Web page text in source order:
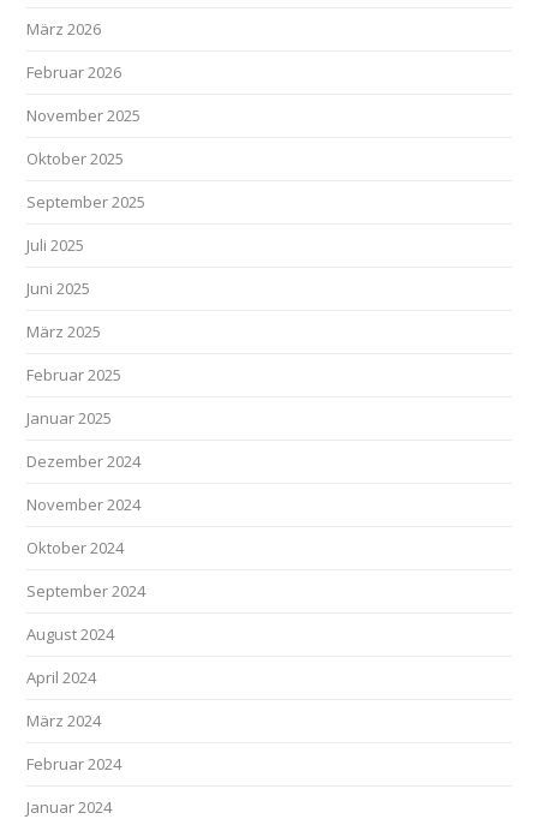
März 2026
Februar 2026
November 2025
Oktober 2025
September 2025
Juli 2025
Juni 2025
März 2025
Februar 2025
Januar 2025
Dezember 2024
November 2024
Oktober 2024
September 2024
August 2024
April 2024
März 2024
Februar 2024
Januar 2024